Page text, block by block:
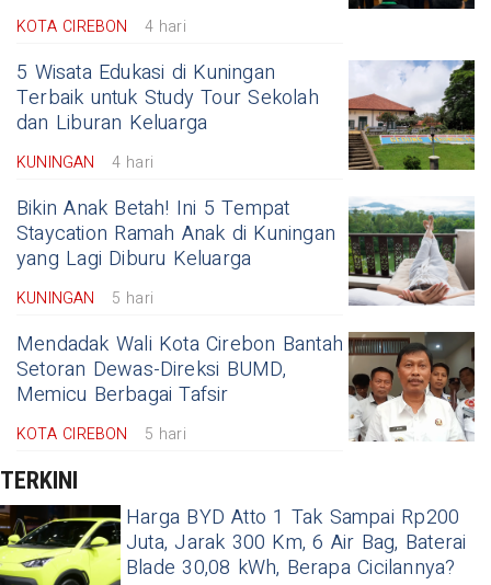
KOTA CIREBON 4 hari
5 Wisata Edukasi di Kuningan
Terbaik untuk Study Tour Sekolah
dan Liburan Keluarga
KUNINGAN 4 hari
Bikin Anak Betah! Ini 5 Tempat
Staycation Ramah Anak di Kuningan
yang Lagi Diburu Keluarga
KUNINGAN 5 hari
Mendadak Wali Kota Cirebon Bantah
Setoran Dewas-Direksi BUMD,
Memicu Berbagai Tafsir
KOTA CIREBON 5 hari
TERKINI
Harga BYD Atto 1 Tak Sampai Rp200
Juta, Jarak 300 Km, 6 Air Bag, Baterai
Blade 30,08 kWh, Berapa Cicilannya?